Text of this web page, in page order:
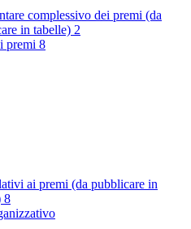
complessivo dei premi (da
in tabelle) 2
premi 8
ai premi (da pubblicare in
8